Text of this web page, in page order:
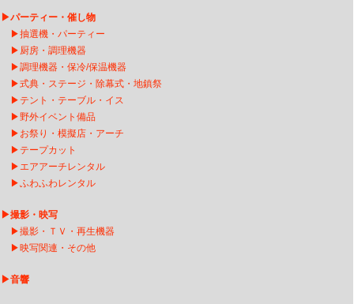
▶パーティー・催し物
▶抽選機・パーティー
▶ 厨房・調理機器
▶調理機器・保冷/保温機器
▶式典・ステージ・除幕式・地鎮祭
▶ テント・テーブル・イス
▶野外イベント備品
▶ お祭り・模擬店・アーチ
▶ テープカット
▶ エアアーチレンタ ル
▶ふわふわレンタル
▶撮影・映写
▶撮影・ＴＶ・再生機器
▶映写関連・その他
▶音響